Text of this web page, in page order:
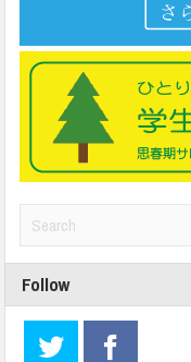
Follow